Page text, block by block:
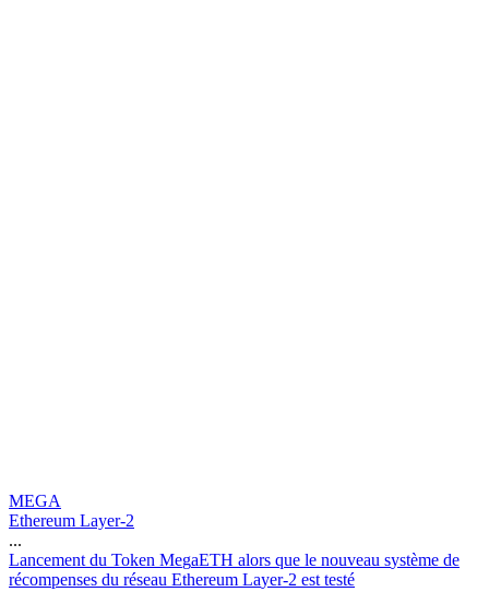
MEGA
Ethereum Layer-2
...
Lancement du Token MegaETH alors que le nouveau système de
récompenses du réseau Ethereum Layer-2 est testé